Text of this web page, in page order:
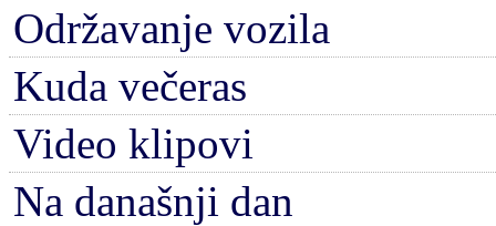
Održavanje vozila
Kuda večeras
Video klipovi
Na današnji dan